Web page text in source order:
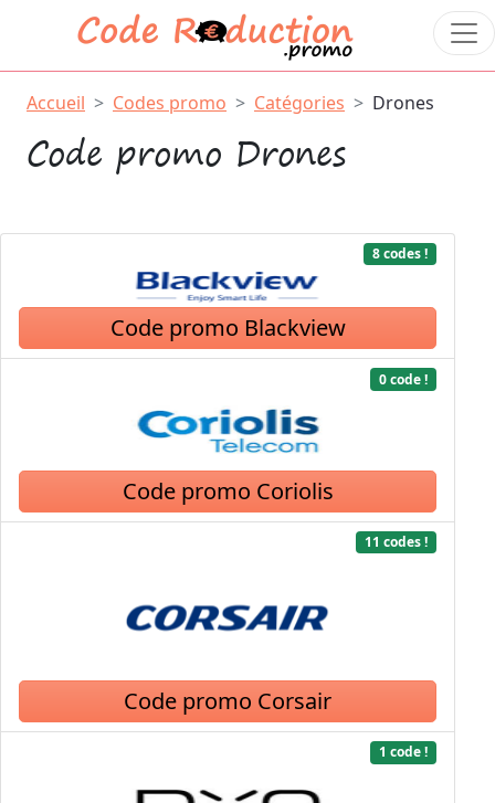
Accueil Codes promo Catégories Drones
Code promo Drones
8 codes !
Code promo Blackview
0 code !
Code promo Coriolis
11 codes !
Code promo Corsair
1 code !